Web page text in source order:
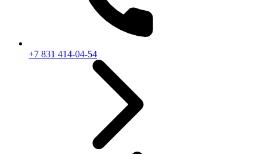
+7 831 414-04-54